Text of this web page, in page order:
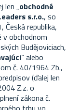
len „obchodné
s.r.o., so
republika,
obchodnom
Budějoviciach,
“ alebo
č. 40/1964 Zb.,
(ďalej len
Z.z. o
zákona č.